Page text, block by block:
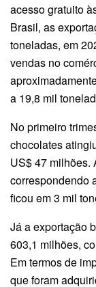
acesso gratuito
Brasil, as
toneladas, em
vendas no
a 19,8 mil
No primeiro
chocolates
US$ 47 milhões.
correspondendo
ficou em 3 mil
Já a exportação
603,1 milhões,
Em termos de
que foram